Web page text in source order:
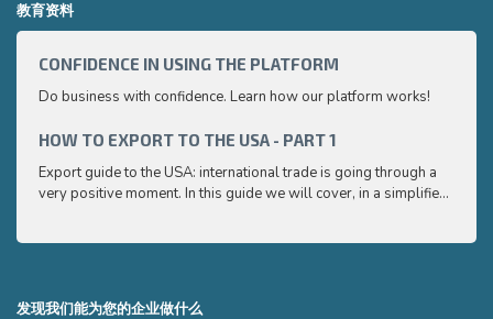
教育资料
CONFIDENCE IN USING THE PLATFORM
Do business with confidence. Learn how our platform works!
HOW TO EXPORT TO THE USA - PART 1
Export guide to the USA: international trade is going through a
very positive moment. In this guide we will cover, in a simplified
to
发现我们能为您的企业做什么